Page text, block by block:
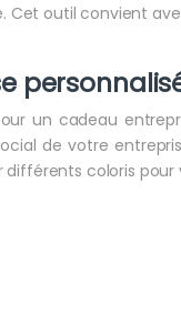
Cet outil convient
un cadeau
de votre
différents coloris